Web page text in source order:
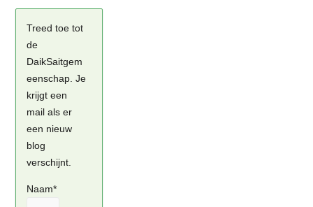
Treed toe tot
de
DaikSaitgem
eenschap. Je
krijgt een
mail als er
een nieuw
blog
verschijnt.
Naam*